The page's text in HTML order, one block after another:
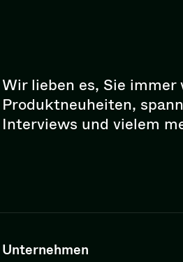
Wir lieben es, Sie
Pro­dukt­neu­hei­ten,
Interviews und vielem
Unternehmen